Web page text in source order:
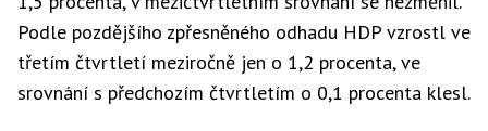
Podle pozdějšího zpřesněného odhadu HDP vzrostl ve
třetím čtvrtletí meziročně jen o 1,2 procenta, ve
srovnání s předchozím čtvrtletím o 0,1 procenta klesl.